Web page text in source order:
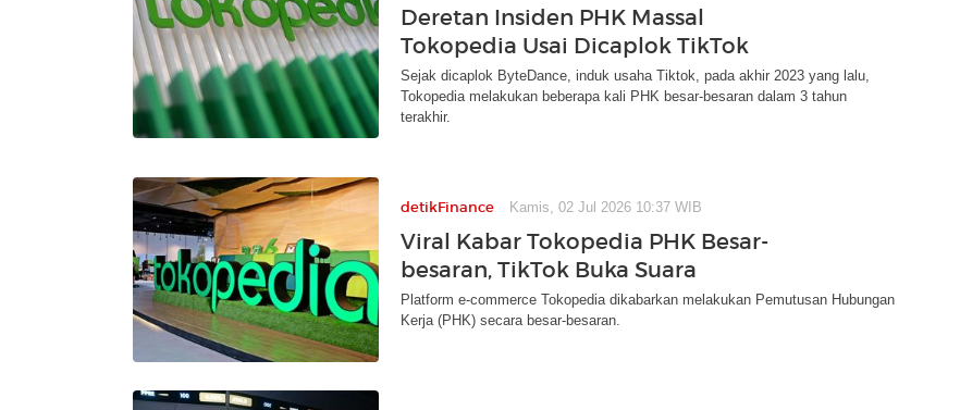
Deretan Insiden PHK Massal
Tokopedia Usai Dicaplok TikTok
Sejak dicaplok ByteDance, induk usaha Tiktok, pada akhir 2023 yang lalu,
Tokopedia melakukan beberapa kali PHK besar-besaran dalam 3 tahun
terakhir.
detikFinance Kamis, 02 Jul 2026 10:37 WIB
Viral Kabar Tokopedia PHK Besar-
besaran, TikTok Buka Suara
Platform e-commerce Tokopedia dikabarkan melakukan Pemutusan Hubungan
Kerja (PHK) secara besar-besaran.